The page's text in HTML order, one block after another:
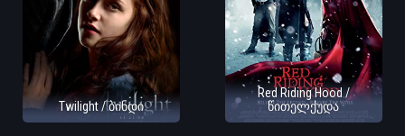
Twilight / ბინდი
Red Riding Hood /
წითელქუდა